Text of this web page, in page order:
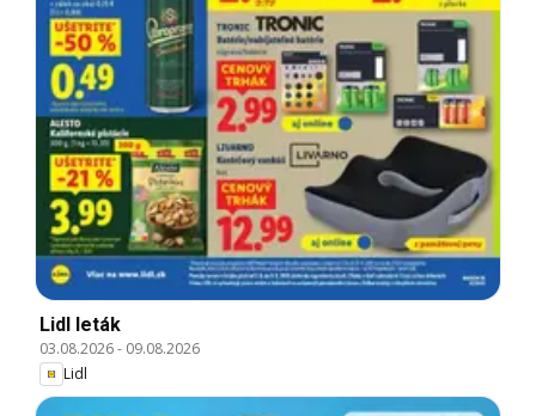
Lidl leták
03.08.2026- 09.08.2026
Lidl